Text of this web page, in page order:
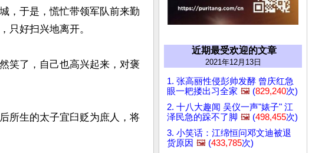
，于是，慌忙带领军队前来勤
只好扫兴地离开。
笑了，自己也高兴起来，对褒
所生的太子宜臼贬为庶人，将
近期最受欢迎的文章
2021年12月13日
1. 张高丽性侵彭帅发酵 曾庆红急
眼一耙搂出习全家 🖼️ (829,240次)
2. 十八大趣闻 吴仪一声"婊子" 江
泽民急的跺不了脚 🖼️ (498,455次)
3. 小笑话：江绵恒问邓文迪被退
货原因 🖼️ (433,785次)